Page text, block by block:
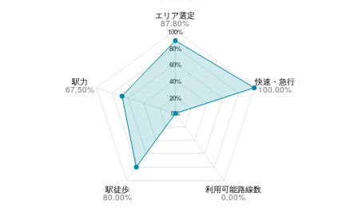
メゾンドエールの収益性
100%
80%
60%
40%
20%
0%
エリア選定
87.80%
駅力
67.50%
駅徒歩
80.00%
利用可能路線数
0.00%
快速・急行
100.00%